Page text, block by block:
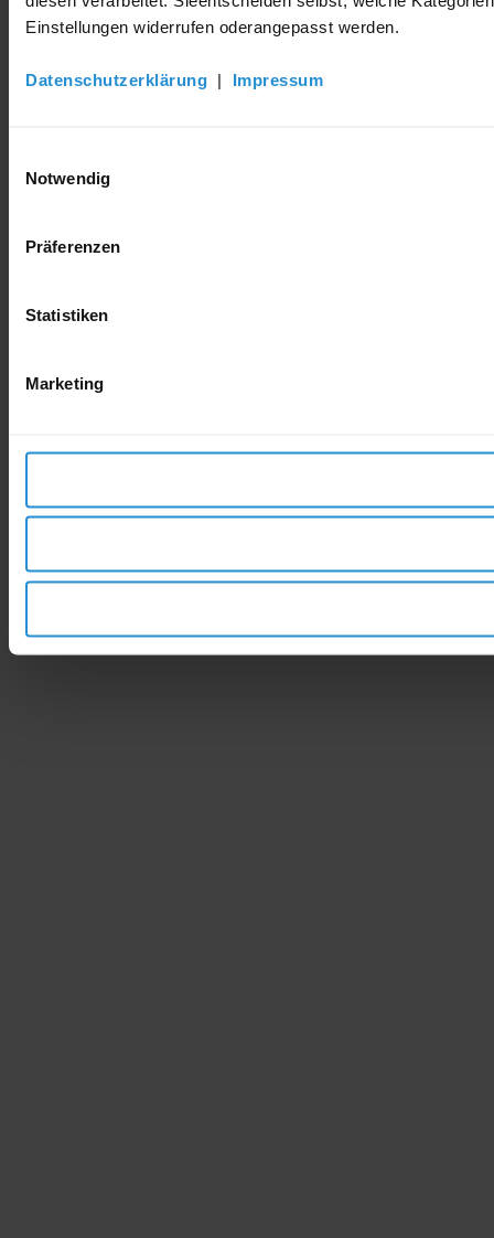
Einstellungen widerrufen oderangepasst werden.
Datenschutzerklärung | Impressum
Notwendig
Präferenzen
Statistiken
Marketing